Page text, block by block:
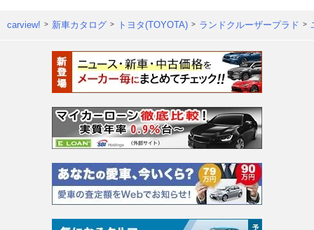
carview! 新車カタログ トヨタ(TOYOTA) ランドクルーザープラド